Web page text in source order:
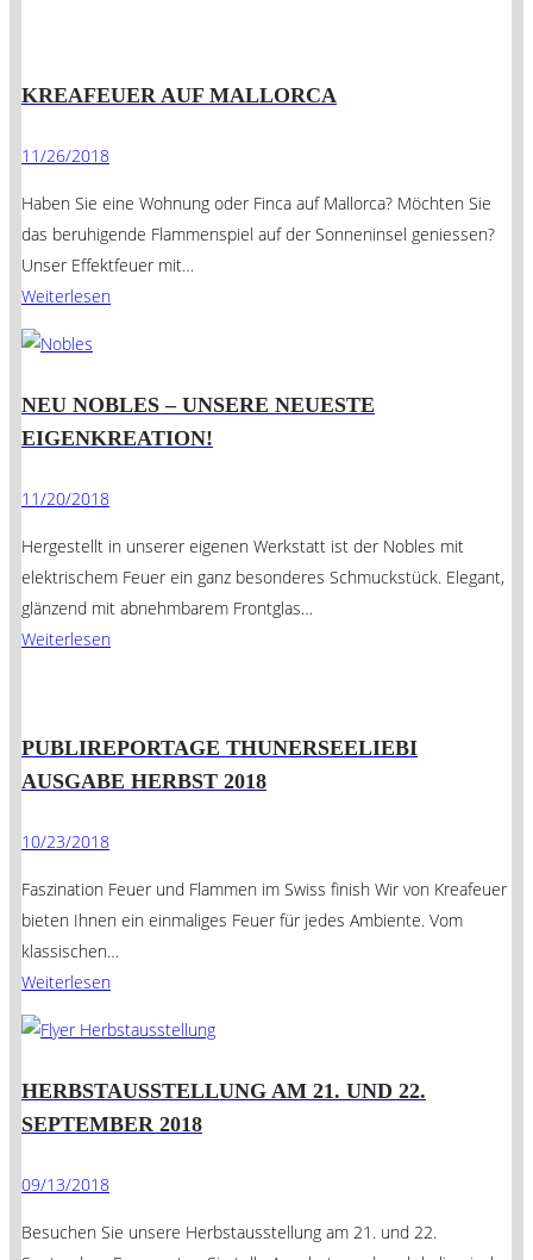
KREAFEUER AUF MALLORCA
11/26/2018
Haben Sie eine Wohnung oder Finca auf Mallorca? Möchten Sie
das beruhigende Flammenspiel auf der Sonneninsel geniessen?
Unser Effektfeuer mit…
Weiterlesen
NEU NOBLES – UNSERE NEUESTE
EIGENKREATION!
11/20/2018
Hergestellt in unserer eigenen Werkstatt ist der Nobles mit
elektrischem Feuer ein ganz besonderes Schmuckstück. Elegant,
glänzend mit abnehmbarem Frontglas…
Weiterlesen
PUBLIREPORTAGE THUNERSEELIEBI
AUSGABE HERBST 2018
10/23/2018
Faszination Feuer und Flammen im Swiss finish Wir von Kreafeuer
bieten Ihnen ein einmaliges Feuer für jedes Ambiente. Vom
klassischen…
Weiterlesen
HERBSTAUSSTELLUNG AM 21. UND 22.
SEPTEMBER 2018
09/13/2018
Besuchen Sie unsere Herbstausstellung am 21. und 22.